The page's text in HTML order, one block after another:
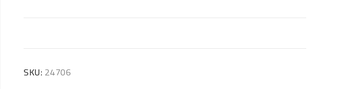
SKU: 24706